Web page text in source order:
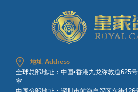
地址 Address
全球总部地址：中国•香港九龙弥敦道625
室